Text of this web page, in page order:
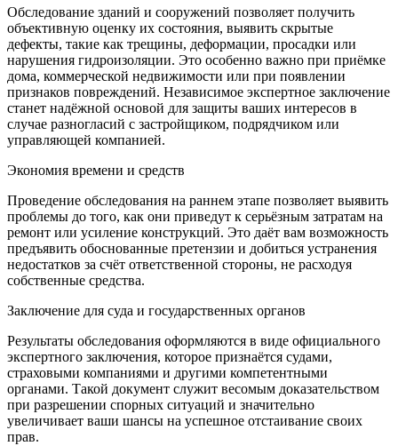
Обследование зданий и сооружений позволяет получить
объективную оценку их состояния, выявить скрытые
дефекты, такие как трещины, деформации, просадки или
нарушения гидроизоляции. Это особенно важно при приёмке
дома, коммерческой недвижимости или при появлении
признаков повреждений. Независимое экспертное заключение
станет надёжной основой для защиты ваших интересов в
случае разногласий с застройщиком, подрядчиком или
управляющей компанией.
Экономия времени и средств
Проведение обследования на раннем этапе позволяет выявить
проблемы до того, как они приведут к серьёзным затратам на
ремонт или усиление конструкций. Это даёт вам возможность
предъявить обоснованные претензии и добиться устранения
недостатков за счёт ответственной стороны, не расходуя
собственные средства.
Заключение для суда и государственных органов
Результаты обследования оформляются в виде официального
экспертного заключения, которое признаётся судами,
страховыми компаниями и другими компетентными
органами. Такой документ служит весомым доказательством
при разрешении спорных ситуаций и значительно
увеличивает ваши шансы на успешное отстаивание своих
прав.